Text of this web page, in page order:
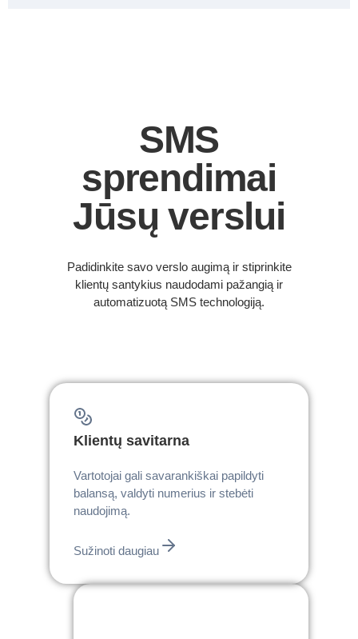
SMS
sprendimai
Jūsų verslui
Padidinkite savo verslo augimą ir stiprinkite
klientų santykius naudodami pažangią ir
automatizuotą SMS technologiją.
Klientų savitarna
Vartotojai gali savarankiškai papildyti
balansą, valdyti numerius ir stebėti
naudojimą.
Sužinoti daugiau